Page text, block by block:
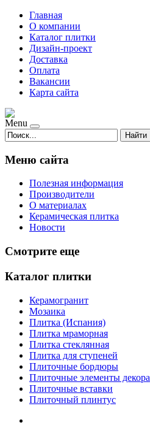
Главная
О компании
Каталог плитки
Дизайн-проект
Доставка
Оплата
Вакансии
Карта сайта
Menu
Найти
Меню сайта
Полезная информация
Производители
О материалах
Керамическая плитка
Новости
Смотрите еще
Каталог плитки
Керамогранит
Мозаика
Плитка (Испания)
Плитка мраморная
Плитка стеклянная
Плитка для ступеней
Плиточные бордюры
Плиточные элементы декора
Плиточные вставки
Плиточный плинтус